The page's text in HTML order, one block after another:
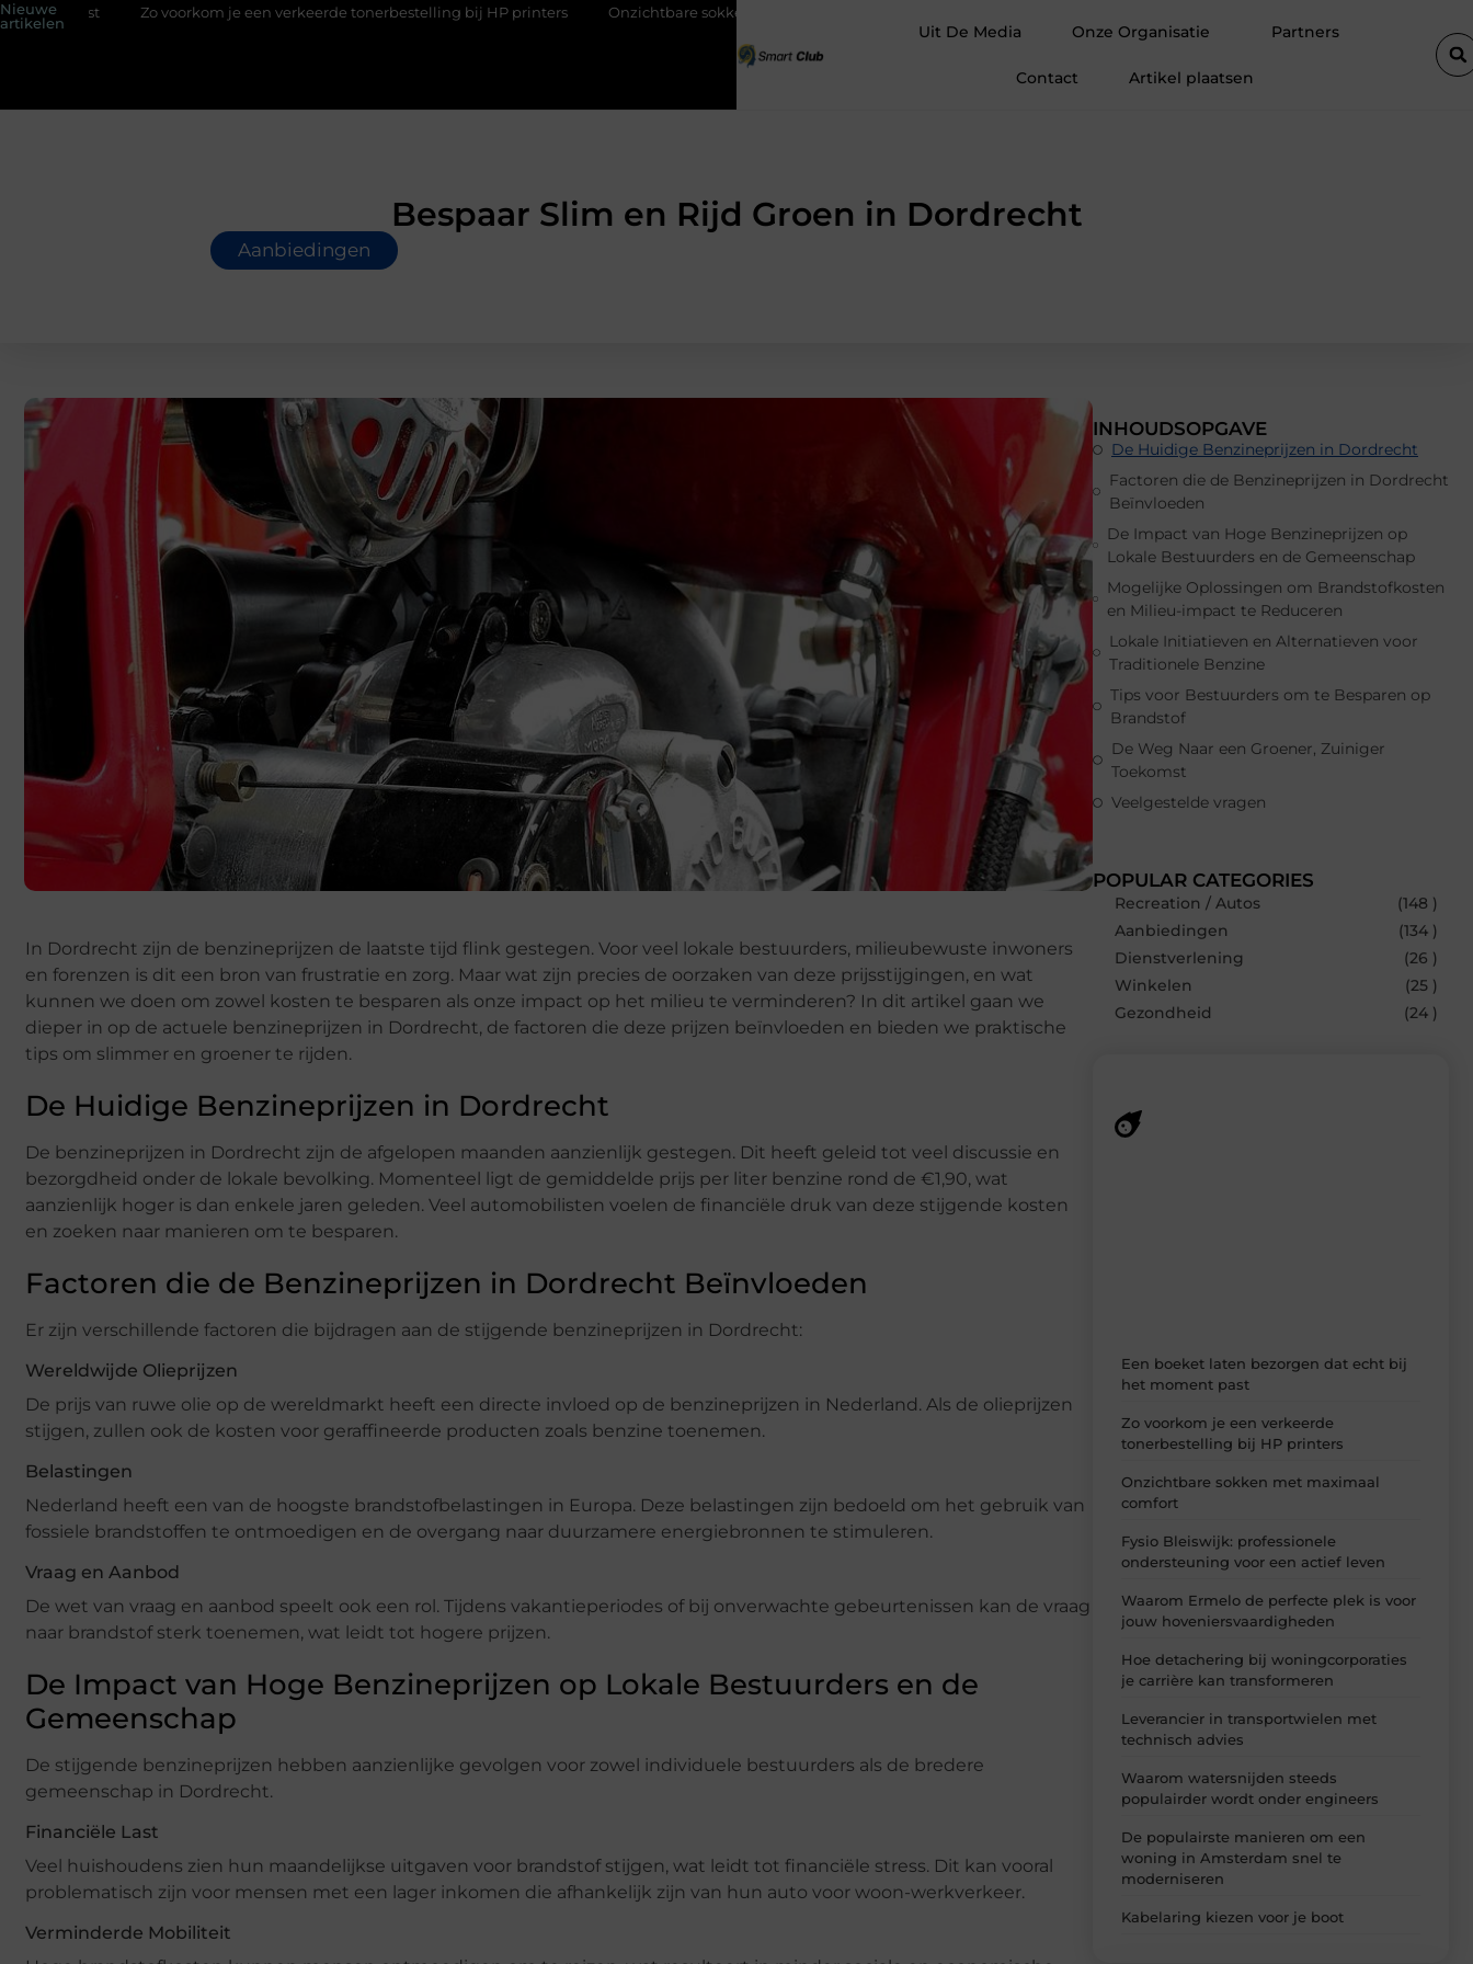
Nieuwe
artikelen
Zo voorkom je een verkeerde tonerbestelling bij HP printers Onzichtbare sokken met maximaal comfort
Uit De Media Onze Organisatie Partners
Contact Artikel plaatsen
Bespaar Slim en Rijd Groen in Dordrecht
Aanbiedingen
In Dordrecht zijn de benzineprijzen de laatste tijd flink gestegen. Voor veel lokale bestuurders, milieubewuste inwoners
en forenzen is dit een bron van frustratie en zorg. Maar wat zijn precies de oorzaken van deze prijsstijgingen, en wat
kunnen we doen om zowel kosten te besparen als onze impact op het milieu te verminderen? In dit artikel gaan we
dieper in op de actuele benzineprijzen in Dordrecht, de factoren die deze prijzen beïnvloeden en bieden we praktische
tips om slimmer en groener te rijden.
De Huidige Benzineprijzen in Dordrecht
De benzineprijzen in Dordrecht zijn de afgelopen maanden aanzienlijk gestegen. Dit heeft geleid tot veel discussie en
bezorgdheid onder de lokale bevolking. Momenteel ligt de gemiddelde prijs per liter benzine rond de €1,90, wat
aanzienlijk hoger is dan enkele jaren geleden. Veel automobilisten voelen de financiële druk van deze stijgende kosten
en zoeken naar manieren om te besparen.
Factoren die de Benzineprijzen in Dordrecht Beïnvloeden
Er zijn verschillende factoren die bijdragen aan de stijgende benzineprijzen in Dordrecht:
Wereldwijde Olieprijzen
De prijs van ruwe olie op de wereldmarkt heeft een directe invloed op de benzineprijzen in Nederland. Als de olieprijzen
stijgen, zullen ook de kosten voor geraffineerde producten zoals benzine toenemen.
Belastingen
Nederland heeft een van de hoogste brandstofbelastingen in Europa. Deze belastingen zijn bedoeld om het gebruik van
fossiele brandstoffen te ontmoedigen en de overgang naar duurzamere energiebronnen te stimuleren.
Vraag en Aanbod
De wet van vraag en aanbod speelt ook een rol. Tijdens vakantieperiodes of bij onverwachte gebeurtenissen kan de vraag
naar brandstof sterk toenemen, wat leidt tot hogere prijzen.
De Impact van Hoge Benzineprijzen op Lokale Bestuurders en de
Gemeenschap
De stijgende benzineprijzen hebben aanzienlijke gevolgen voor zowel individuele bestuurders als de bredere
gemeenschap in Dordrecht.
Financiële Last
Veel huishoudens zien hun maandelijkse uitgaven voor brandstof stijgen, wat leidt tot financiële stress. Dit kan vooral
problematisch zijn voor mensen met een lager inkomen die afhankelijk zijn van hun auto voor woon-werkverkeer.
Verminderde Mobiliteit
INHOUDSOPGAVE
De Huidige Benzineprijzen in Dordrecht
Factoren die de Benzineprijzen in Dordrecht
Beïnvloeden
De Impact van Hoge Benzineprijzen op
Lokale Bestuurders en de Gemeenschap
Mogelijke Oplossingen om Brandstofkosten
en Milieu-impact te Reduceren
Lokale Initiatieven en Alternatieven voor
Traditionele Benzine
Tips voor Bestuurders om te Besparen op
Brandstof
De Weg Naar een Groener, Zuiniger
Toekomst
Veelgestelde vragen
POPULAR CATEGORIES
Recreation / Autos
(148 )
Aanbiedingen
(134 )
Dienstverlening
(26 )
Winkelen
(25 )
Gezondheid
(24 )
Een boeket laten bezorgen dat echt bij
het moment past
Zo voorkom je een verkeerde
tonerbestelling bij HP printers
Onzichtbare sokken met maximaal
comfort
Fysio Bleiswijk: professionele
ondersteuning voor een actief leven
Waarom Ermelo de perfecte plek is voor
jouw hoveniersvaardigheden
Hoe detachering bij woningcorporaties
je carrière kan transformeren
Leverancier in transportwielen met
technisch advies
Waarom watersnijden steeds
populairder wordt onder engineers
De populairste manieren om een
woning in Amsterdam snel te
moderniseren
Kabelaring kiezen voor je boot